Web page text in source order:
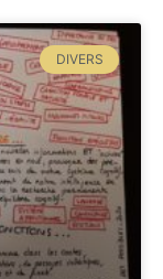
DIVERS